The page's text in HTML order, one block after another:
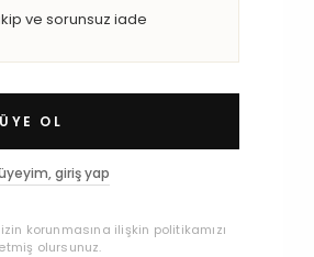
ve sorunsuz iade
ÜYE OL
giriş yap
korunmasına ilişkin politikamızı
olursunuz.